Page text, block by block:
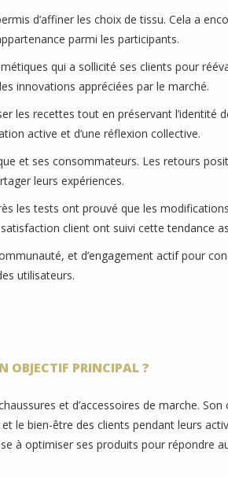
d’affiner les choix de tissu. Cela a
parmi les participants.
qui a sollicité ses clients pour
innovations appréciées par le marché.
les recettes tout en préservant l’identité
active et d’une réflexion collective.
et ses consommateurs. Les retours
leurs expériences.
les tests ont prouvé que les
client ont suivi cette tendance
et d’engagement actif pour
utilisateurs.
OBJECTIF PRINCIPAL ?
et d’accessoires de marche.
le bien-être des clients pendant leurs
à optimiser ses produits pour répondre